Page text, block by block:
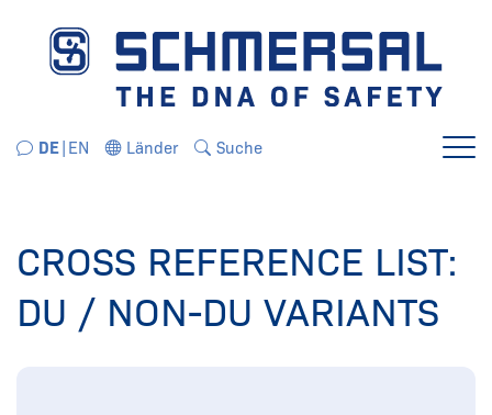
DE EN Länder Suche Menü
CROSS REFERENCE LIST:
DU / NON-DU VARIANTS